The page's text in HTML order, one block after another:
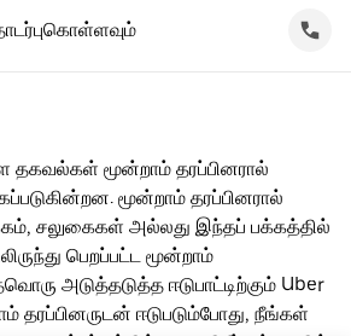
தகவல்கள் மூன்றாம் தரப்பினரால்
மூன்றாம் தரப்பினரால்
சலுகைகள் அல்லது இந்தப் பக்கத்தில்
பெறப்பட்ட மூன்றாம்
அடுத்தடுத்த ஈடுபாட்டிற்கும் Uber
தரப்பினருடன் ஈடுபடும்போது, நீங்கள்